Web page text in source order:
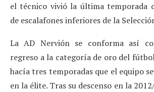
el técnico vivió la última temporada
de escalafones inferiores de la
La AD Nervión se conforma así
regreso a la categoría de oro del
hacía tres temporadas que el equipo
en la élite. Tras su descenso en la